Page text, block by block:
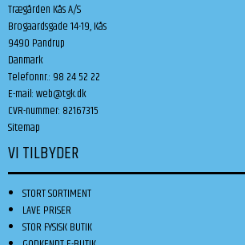
Trægården Kås A/S
Brogaardsgade 14-19, Kås
9490 Pandrup
Danmark
Telefonnr.: 98 24 52 22
E-mail:web@tgk.dk
CVR-nummer: 82167315
Sitemap
VI TILBYDER
STORT SORTIMENT
LAVE PRISER
STOR FYSISK BUTIK